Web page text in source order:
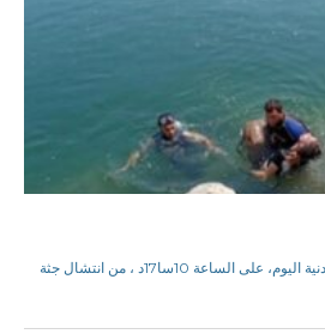
س ب تمكنت مصالح الحماية المدنية اليوم، على الساعة 10سا17د ، من انتشال جثة